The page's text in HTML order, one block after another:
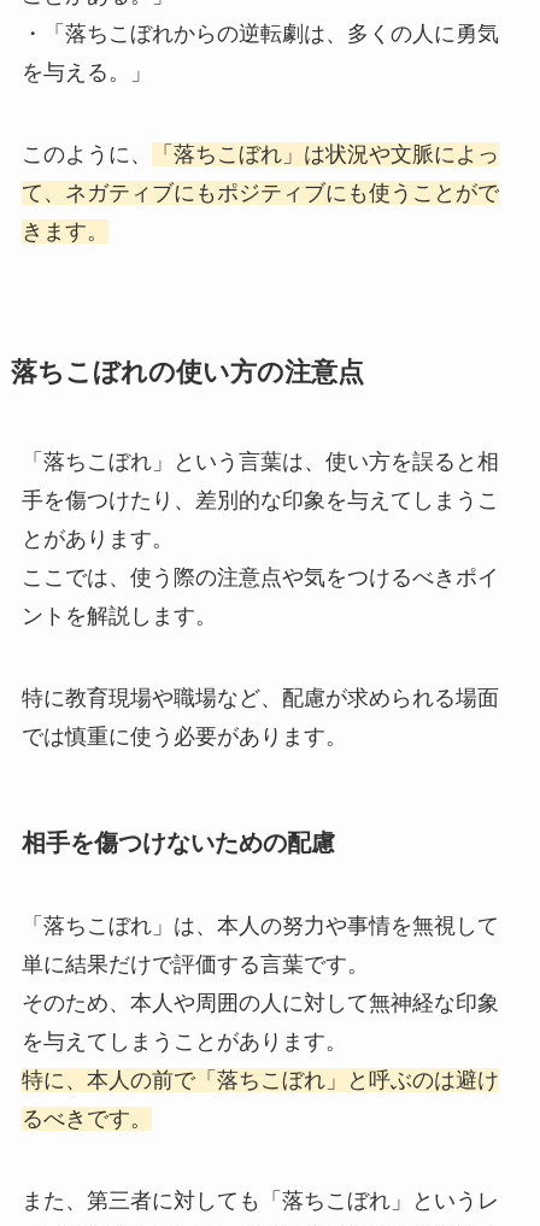
・「落ちこぼれからの逆転劇は、多くの人に勇気
を与える。」
このように、
「落ちこぼれ」は状況や文脈によっ
て、ネガティブにもポジティブにも使うことがで
きます。
落ちこぼれの使い方の注意点
「落ちこぼれ」という言葉は、使い方を誤ると相
手を傷つけたり、差別的な印象を与えてしまうこ
とがあります。
ここでは、使う際の注意点や気をつけるべきポイ
ントを解説します。
特に教育現場や職場など、配慮が求められる場面
では慎重に使う必要があります。
相手を傷つけないための配慮
「落ちこぼれ」は、本人の努力や事情を無視して
単に結果だけで評価する言葉です。
そのため、本人や周囲の人に対して無神経な印象
を与えてしまうことがあります。
特に、本人の前で「落ちこぼれ」と呼ぶのは避け
るべきです。
また、第三者に対しても「落ちこぼれ」というレ